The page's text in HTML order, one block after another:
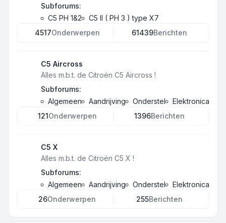
Subforums:
C5 PH 1&2
C5 II ( PH 3 ) type X7
4517Onderwerpen 61439Berichten
C5 Aircross
Alles m.b.t. de Citroën C5 Aircross !
Subforums:
Algemeen
Aandrijving Onderstel
Elektronica
121Onderwerpen 1396Berichten
C5 X
Alles m.b.t. de Citroën C5 X !
Subforums:
Algemeen
Aandrijving Onderstel
Elektronica
26Onderwerpen 255Berichten